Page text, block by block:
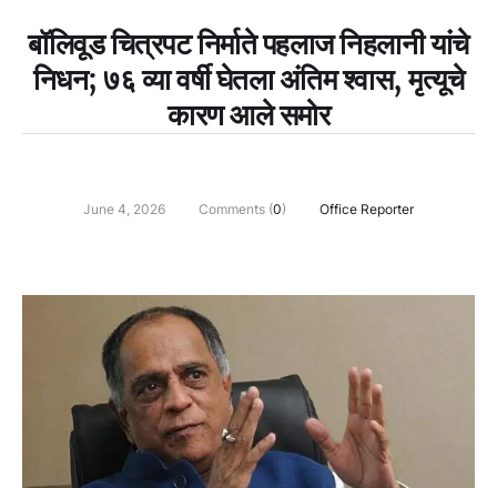
बॉलिवूड चित्रपट निर्माते पहलाज निहलानी यांचे
निधन; ७६ व्या वर्षी घेतला अंतिम श्वास, मृत्यूचे
कारण आले समोर
June 4, 2026 Comments (0) Office Reporter